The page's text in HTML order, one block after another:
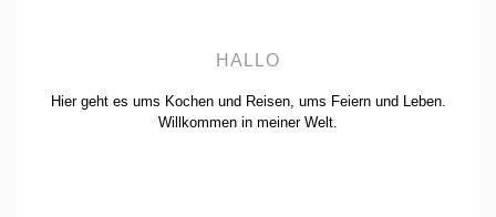
HALLO
Hier geht es ums Kochen und Reisen, ums Feiern und Leben.
Willkommen in meiner Welt.